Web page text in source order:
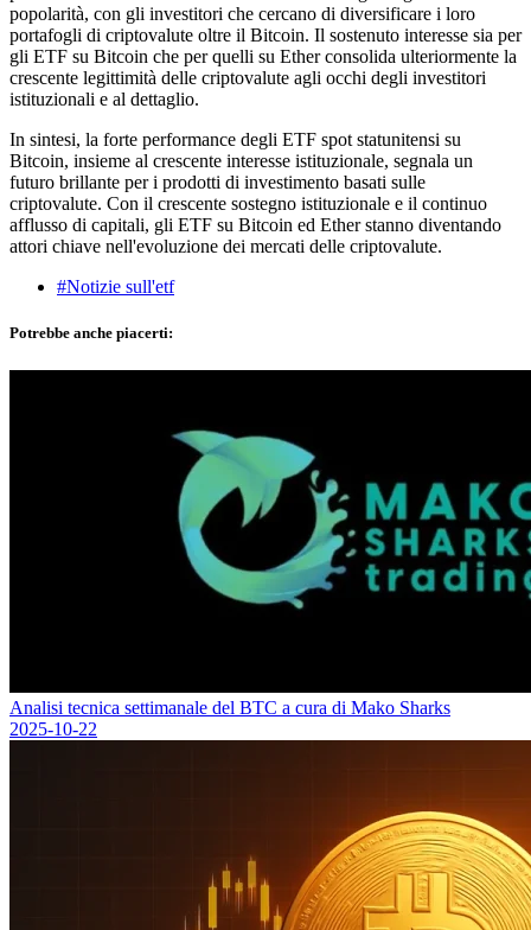
popolarità, con gli investitori che cercano di diversificare i loro
portafogli di criptovalute oltre il Bitcoin. Il sostenuto interesse sia per
gli ETF su Bitcoin che per quelli su Ether consolida ulteriormente la
crescente legittimità delle criptovalute agli occhi degli investitori
istituzionali e al dettaglio.
In sintesi, la forte performance degli ETF spot statunitensi su
Bitcoin, insieme al crescente interesse istituzionale, segnala un
futuro brillante per i prodotti di investimento basati sulle
criptovalute. Con il crescente sostegno istituzionale e il continuo
afflusso di capitali, gli ETF su Bitcoin ed Ether stanno diventando
attori chiave nell'evoluzione dei mercati delle criptovalute.
#Notizie sull'etf
Potrebbe anche piacerti:
Analisi tecnica settimanale del BTC a cura di Mako Sharks
2025-10-22